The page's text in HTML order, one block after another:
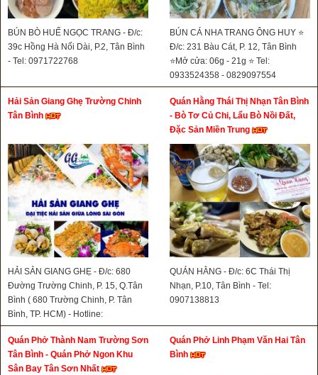
BÚN BÒ HUẾ NGỌC TRANG - Đ/c:
39c Hồng Hà Nối Dài, P.2, Tân Bình
- Tel: 0971722768
BÚN CÁ NHA TRANG ÔNG HUY ⭐
Đ/c: 231 Bàu Cát, P. 12, Tân Bình
⭐Mở cửa: 06g - 21g ⭐ Tel:
0933524358 - 0829097554
Hải Sản Giang Ghẹ Trường Chinh
Tân Bình
HẢI SẢN GIANG GHẸ - Đ/c: 680
Đường Trường Chinh, P. 15, Q.Tân
Bình ( 680 Trường Chinh, P. Tân
Bình, TP. HCM) - Hotline:
0961727179
Quán Hằng Thái Thị Nhạn Tân Bình
- Bò Tơ Củ Chi, Lẩu Bò Nồi Đất,
Đặc Sản Miền Trung
QUÁN HẰNG - Đ/c: 6C Thái Thị
Nhạn, P.10, Tân Bình - Tel:
0907138813
Quán Phở Thành Nam Trường Sơn
Tân Bình - Quán Phở Ngon Khu
Sân Bay Tân Sơn Nhất
Quán Phở Linh Phạm Văn Hai Tân
Bình